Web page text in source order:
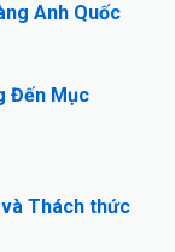
Anh Quốc
Đến Mục
Thách thức